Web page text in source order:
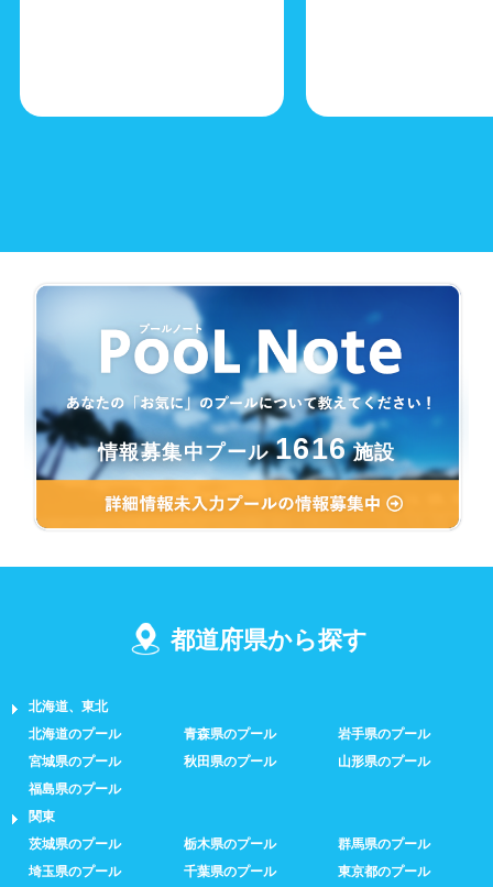
情報募集中プール 1616 施設
都道府県から探す
北海道、東北
北海道のプール
青森県のプール
岩手県のプール
宮城県のプール
秋田県のプール
山形県のプール
福島県のプール
関東
茨城県のプール
栃木県のプール
群馬県のプール
埼玉県のプール
千葉県のプール
東京都のプール